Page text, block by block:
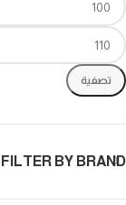
تصفية
FILTER BY BRAND